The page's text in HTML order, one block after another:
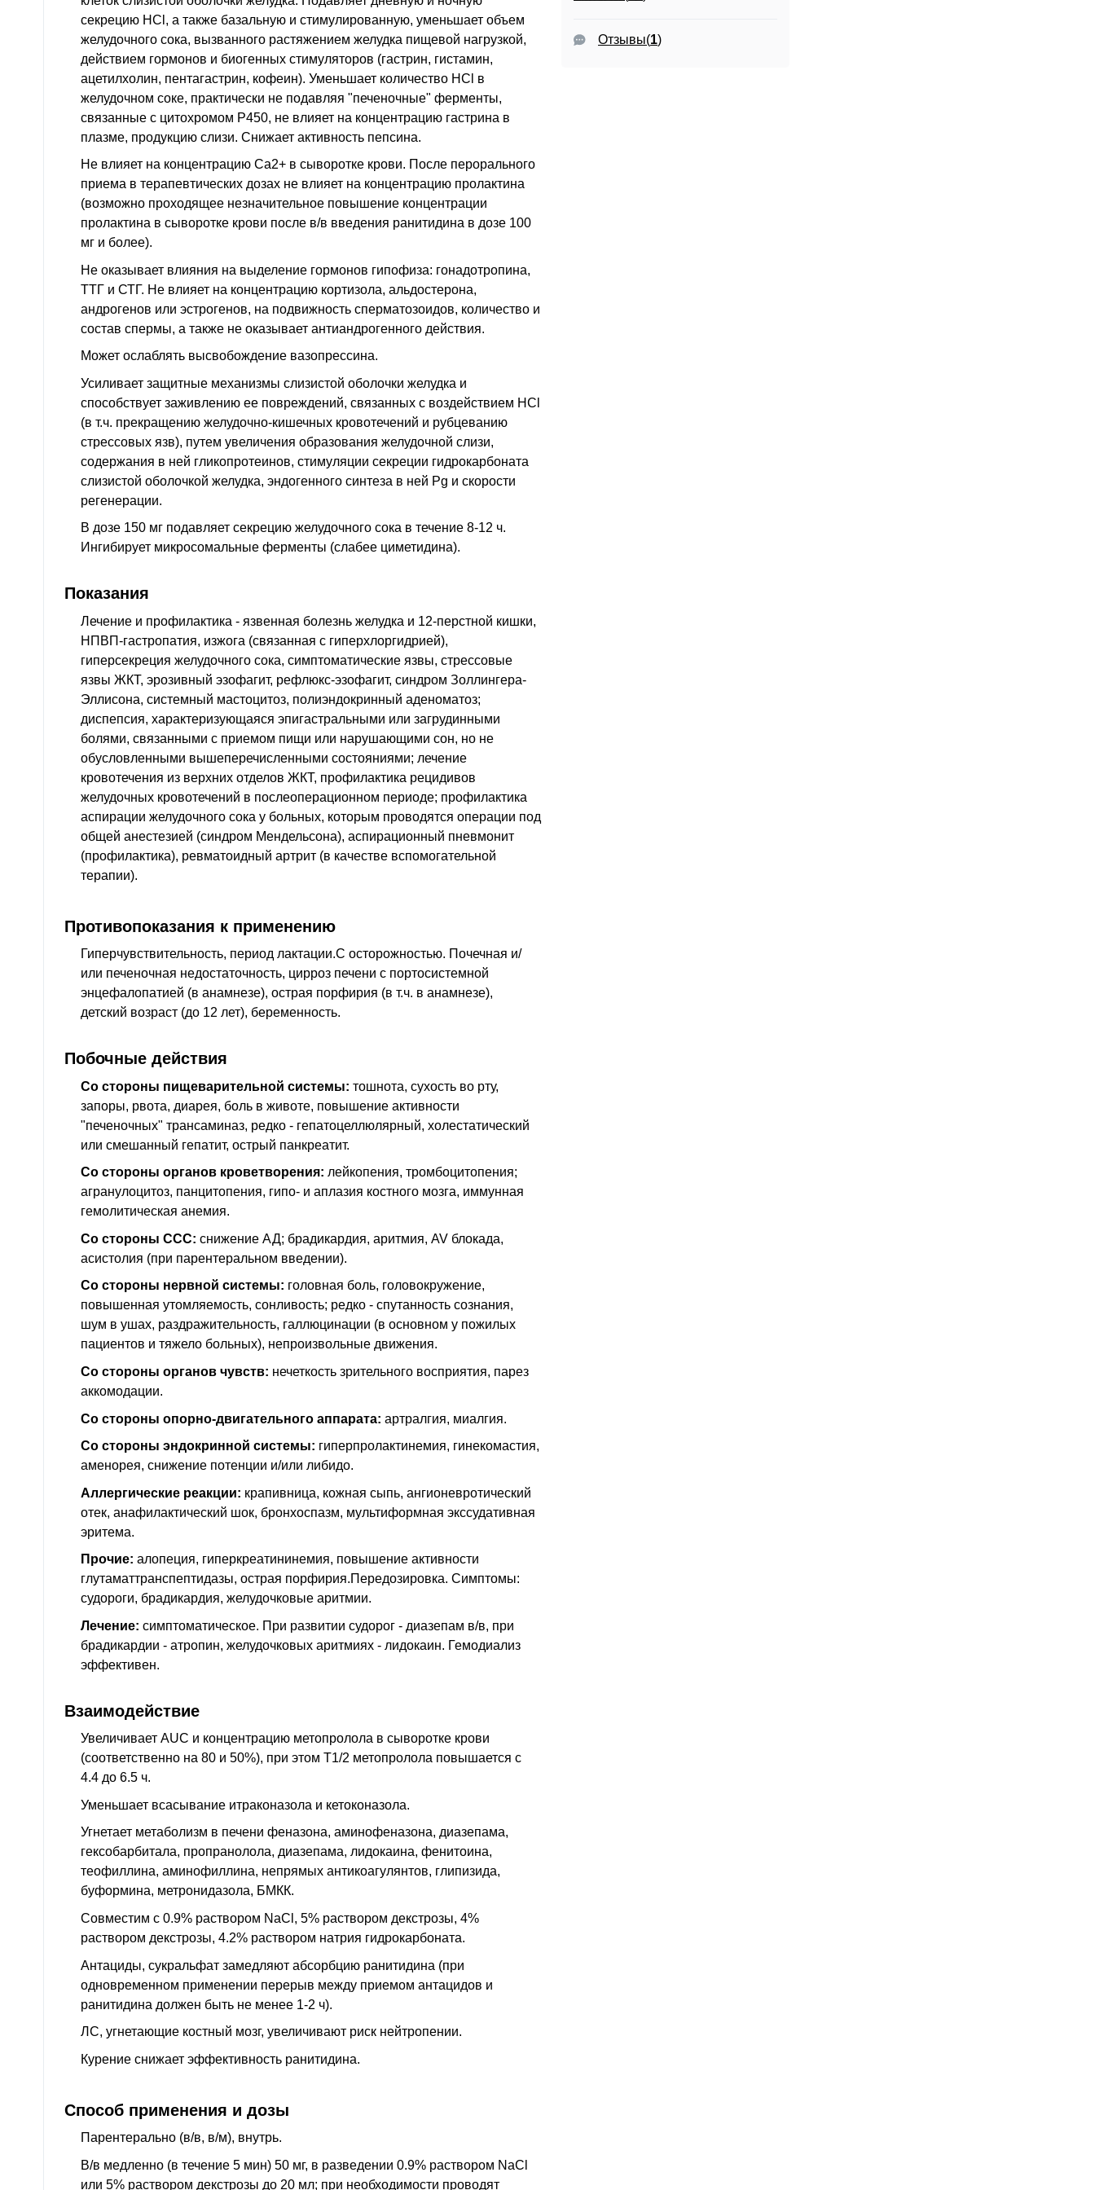
секрецию HCl, а также базальную и стимулированную, уменьшает объем
желудочного сока, вызванного растяжением желудка пищевой нагрузкой,
действием гормонов и биогенных стимуляторов (гастрин, гистамин,
ацетилхолин, пентагастрин, кофеин). Уменьшает количество HCl в
желудочном соке, практически не подавляя "печеночные" ферменты,
связанные с цитохромом P450, не влияет на концентрацию гастрина в
плазме, продукцию слизи. Снижает активность пепсина.
Не влияет на концентрацию Ca2+ в сыворотке крови. После перорального
приема в терапевтических дозах не влияет на концентрацию пролактина
(возможно проходящее незначительное повышение концентрации
пролактина в сыворотке крови после в/в введения ранитидина в дозе 100
мг и более).
Не оказывает влияния на выделение гормонов гипофиза: гонадотропина,
ТТГ и СТГ. Не влияет на концентрацию кортизола, альдостерона,
андрогенов или эстрогенов, на подвижность сперматозоидов, количество и
состав спермы, а также не оказывает антиандрогенного действия.
Может ослаблять высвобождение вазопрессина.
Усиливает защитные механизмы слизистой оболочки желудка и
способствует заживлению ее повреждений, связанных с воздействием HCl
(в т.ч. прекращению желудочно-кишечных кровотечений и рубцеванию
стрессовых язв), путем увеличения образования желудочной слизи,
содержания в ней гликопротеинов, стимуляции секреции гидрокарбоната
слизистой оболочкой желудка, эндогенного синтеза в ней Pg и скорости
регенерации.
В дозе 150 мг подавляет секрецию желудочного сока в течение 8-12 ч.
Ингибирует микросомальные ферменты (слабее циметидина).
Показания
Лечение и профилактика - язвенная болезнь желудка и 12-перстной кишки,
НПВП-гастропатия, изжога (связанная с гиперхлоргидрией),
гиперсекреция желудочного сока, симптоматические язвы, стрессовые
язвы ЖКТ, эрозивный эзофагит, рефлюкс-эзофагит, синдром Золлингера-
Эллисона, системный мастоцитоз, полиэндокринный аденоматоз;
диспепсия, характеризующаяся эпигастральными или загрудинными
болями, связанными с приемом пищи или нарушающими сон, но не
обусловленными вышеперечисленными состояниями; лечение
кровотечения из верхних отделов ЖКТ, профилактика рецидивов
желудочных кровотечений в послеоперационном периоде; профилактика
аспирации желудочного сока у больных, которым проводятся операции под
общей анестезией (синдром Мендельсона), аспирационный пневмонит
(профилактика), ревматоидный артрит (в качестве вспомогательной
терапии).
Противопоказания к применению
Гиперчувствительность, период лактации.C осторожностью. Почечная и/
или печеночная недостаточность, цирроз печени с портосистемной
энцефалопатией (в анамнезе), острая порфирия (в т.ч. в анамнезе),
детский возраст (до 12 лет), беременность.
Побочные действия
Со стороны пищеварительной системы: тошнота, сухость во рту,
запоры, рвота, диарея, боль в животе, повышение активности
"печеночных" трансаминаз, редко - гепатоцеллюлярный, холестатический
или смешанный гепатит, острый панкреатит.
Со стороны органов кроветворения: лейкопения, тромбоцитопения;
агранулоцитоз, панцитопения, гипо- и аплазия костного мозга, иммунная
гемолитическая анемия.
Со стороны ССС: снижение АД; брадикардия, аритмия, AV блокада,
асистолия (при парентеральном введении).
Со стороны нервной системы: головная боль, головокружение,
повышенная утомляемость, сонливость; редко - спутанность сознания,
шум в ушах, раздражительность, галлюцинации (в основном у пожилых
пациентов и тяжело больных), непроизвольные движения.
Со стороны органов чувств: нечеткость зрительного восприятия, парез
аккомодации.
Со стороны опорно-двигательного аппарата: артралгия, миалгия.
Со стороны эндокринной системы: гиперпролактинемия, гинекомастия,
аменорея, снижение потенции и/или либидо.
Аллергические реакции: крапивница, кожная сыпь, ангионевротический
отек, анафилактический шок, бронхоспазм, мультиформная экссудативная
эритема.
Прочие: алопеция, гиперкреатининемия, повышение активности
глутаматтранспептидазы, острая порфирия.Передозировка. Симптомы:
судороги, брадикардия, желудочковые аритмии.
Лечение: симптоматическое. При развитии судорог - диазепам в/в, при
брадикардии - атропин, желудочковых аритмиях - лидокаин. Гемодиализ
эффективен.
Взаимодействие
Увеличивает AUC и концентрацию метопролола в сыворотке крови
(соответственно на 80 и 50%), при этом T1/2 метопролола повышается с
4.4 до 6.5 ч.
Уменьшает всасывание итраконазола и кетоконазола.
Угнетает метаболизм в печени феназона, аминофеназона, диазепама,
гексобарбитала, пропранолола, диазепама, лидокаина, фенитоина,
теофиллина, аминофиллина, непрямых антикоагулянтов, глипизида,
буформина, метронидазола, БМКК.
Совместим с 0.9% раствором NaCl, 5% раствором декстрозы, 4%
раствором декстрозы, 4.2% раствором натрия гидрокарбоната.
Антациды, сукральфат замедляют абсорбцию ранитидина (при
одновременном применении перерыв между приемом антацидов и
ранитидина должен быть не менее 1-2 ч).
ЛС, угнетающие костный мозг, увеличивают риск нейтропении.
Курение снижает эффективность ранитидина.
Способ применения и дозы
Парентерально (в/в, в/м), внутрь.
В/в медленно (в течение 5 мин) 50 мг, в разведении 0.9% раствором NaCl
или 5% раствором декстрозы до 20 мл; при необходимости проводят
Отзывы(1)